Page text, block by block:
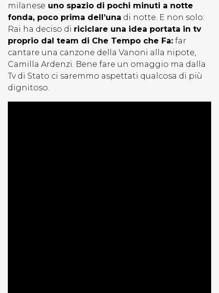
milanese uno spazio di pochi minuti a notte
fonda, poco prima dell’una di notte. E non solo:
Rai ha deciso di riciclare una idea portata in tv
proprio dal team di Che Tempo che Fa: far
cantare una canzone della Vanoni alla nipote,
Camilla Ardenzi. Bene fare un omaggio ma dalla
Tv di Stato ci saremmo aspettati qualcosa di più
dignitoso.